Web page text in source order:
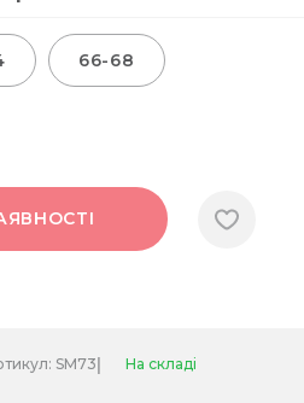
66-68
SM73| На складі